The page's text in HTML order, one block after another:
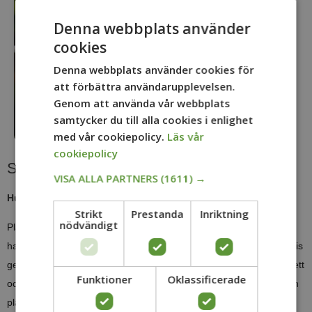
Skötselråd doftschersmin
Hur ska jag plantera doftschersmin?
Plantera så snart som möjligt efter leverans och se till att rötterna
har fått ordentligt med vatten innan de hamnar i jorden, exempelvis
genom att ha blötlagt dem innan. Häckdiket bör vara ca 50 cm brett
och lika djupt. Jordförbättra med minst 50% ny planteringsjord och
plantera plantorna i samma höjd som befintlig omgivande mark,
Denna webbplats använder
cookies
Denna webbplats använder cookies för
att förbättra användarupplevelsen.
Genom att använda vår webbplats
samtycker du till alla cookies i enlighet
med vår cookiepolicy. Läs vår
cookiepolicy
VISA ALLA PARTNERS (1611) →
Strikt
nödvändigt
Prestanda Inriktning
Funktioner Oklassificerade